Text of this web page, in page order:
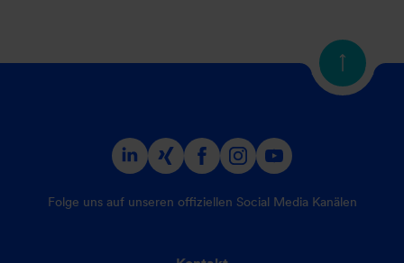
Folge uns auf unseren offiziellen Social Media Kanälen